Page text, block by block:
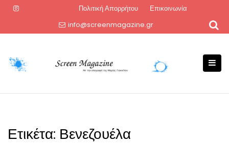
Πολιτική Απορρήτου
Επικοινωνία
info@screenmagazine.gr
Ετικέτα: Βενεζουέλα